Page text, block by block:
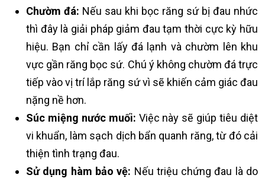
Chườm đá: Nếu sau khi bọc răng sứ bị đau nhức
thì đây là giải pháp giảm đau tạm thời cực kỳ hữu
hiệu. Bạn chỉ cần lấy đá lạnh và chườm lên khu
vực gần răng bọc sứ. Chú ý không chườm đá trực
tiếp vào vị trí lắp răng sứ vì sẽ khiến cảm giác đau
nặng nề hơn.
Súc miệng nước muối: Việc này sẽ giúp tiêu diệt
vi khuẩn, làm sạch dịch bẩn quanh răng, từ đó cải
thiện tình trạng đau.
Sử dụng hàm bảo vệ: Nếu triệu chứng đau là do